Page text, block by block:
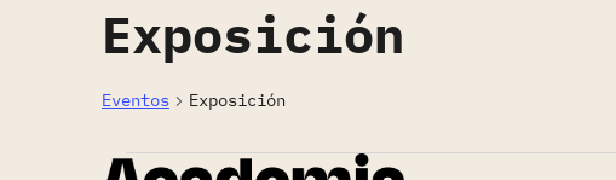
Exposición
Eventos Exposición